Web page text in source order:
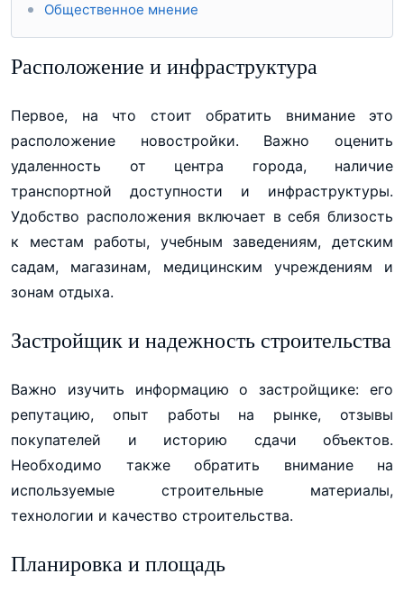
Общественное мнение
Расположение и инфраструктура
Первое, на что стоит обратить внимание это
расположение новостройки. Важно оценить
удаленность от центра города, наличие
транспортной доступности и инфраструктуры.
Удобство расположения включает в себя близость
к местам работы, учебным заведениям, детским
садам, магазинам, медицинским учреждениям и
зонам отдыха.
Застройщик и надежность строительства
Важно изучить информацию о застройщике: его
репутацию, опыт работы на рынке, отзывы
покупателей и историю сдачи объектов.
Необходимо также обратить внимание на
используемые строительные материалы,
технологии и качество строительства.
Планировка и площадь